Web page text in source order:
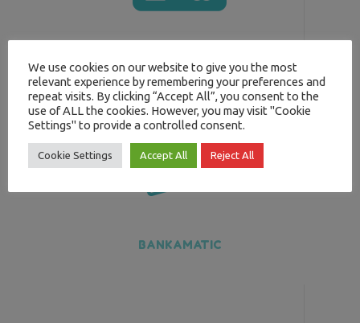
ÖN ÖDEMELİ KARTLAR
BANKAMATIC
We use cookies on our website to give you the most
relevant experience by remembering your preferences and
repeat visits. By clicking “Accept All”, you consent to the
use of ALL the cookies. However, you may visit "Cookie
Settings" to provide a controlled consent.
Cookie Settings Accept All Reject All